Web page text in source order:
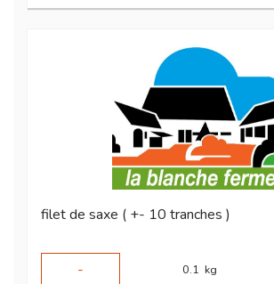
filet de saxe ( +- 10 tranches )
-
0.1 kg